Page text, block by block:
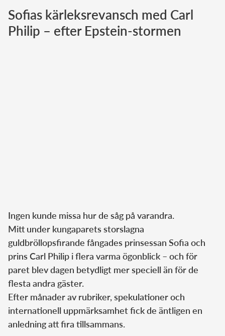
Norska kungahuset
Danska kungahuset
Sofias kärleksrevansch med Carl
Philip – efter Epstein-stormen
Ingen kunde missa hur de såg på varandra.
Mitt under kungaparets storslagna
guldbröllopsfirande fångades prinsessan Sofia och
prins Carl Philip i flera varma ögonblick – och för
paret blev dagen betydligt mer speciell än för de
flesta andra gäster.
Efter månader av rubriker, spekulationer och
internationell uppmärksamhet fick de äntligen en
anledning att fira tillsammans.